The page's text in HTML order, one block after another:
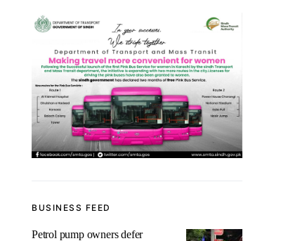
BUSINESS FEED
Petrol pump owners defer